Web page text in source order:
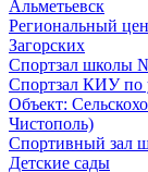
Альметьевск
Региональный
Загорских
Спортзал школы
Спортзал КИУ по
Объект:
Чистополь)
Спортивный зал
Детские сады